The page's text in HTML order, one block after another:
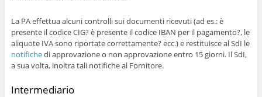
La PA effettua alcuni controlli sui documenti ricevuti (ad es.: è
presente il codice CIG? è presente il codice IBAN per il pagamento?, le
aliquote IVA sono riportate correttamente? ecc.) e restituisce al SdI le
notifichedi approvazione o non approvazione entro 15 giorni. Il SdI,
a sua volta, inoltra tali notifiche al Fornitore.
Intermediario